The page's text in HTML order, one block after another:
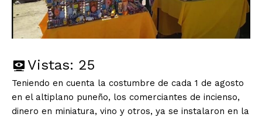
Vistas: 25
Teniendo en cuenta la costumbre de cada 1 de agosto
en el altiplano puneño, los comerciantes de incienso,
dinero en miniatura, vino y otros, ya se instalaron en la